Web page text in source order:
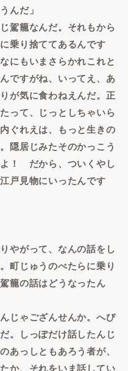
んだ」
駕籠なんだ。それもから
乗り捨ててあるんです
にもいまさらかれこれと
ですがね、いってえ、あ
が気に食わねえんだ。正
って、じっとしちゃいら
ぐれえは、もっと生きの
隠居じみたそのかっこう
！ だから、ついくやし
戸見物にいったんです
やがって、なんの話をし
町じゅうのべたらに乗り
籠の話はどうなったん
じゃござんせんか。へび
。しっぽだけ話したんじ
あっしともあろう者が、
か、それをいま話してい